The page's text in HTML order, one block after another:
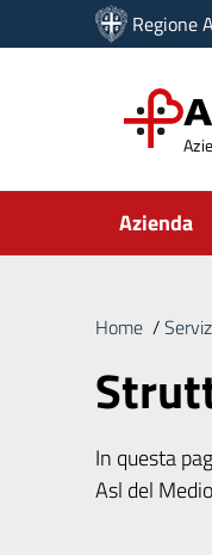
Vai ai contenuti
Vai al menu di
Regione
Submenu
Azienda
Home /
In questa
Asl del